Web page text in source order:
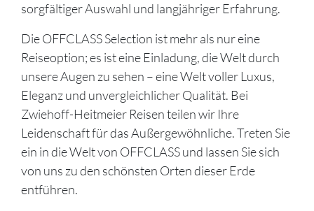
sorgfältiger Auswahl und langjähriger Erfahrung.
Die OFFCLASS Selection ist mehr als nur eine
Reiseoption; es ist eine Einladung, die Welt durch
unsere Augen zu sehen – eine Welt voller Luxus,
Eleganz und unvergleichlicher Qualität. Bei
Zwiehoff-Heitmeier Reisen teilen wir Ihre
Leidenschaft für das Außergewöhnliche. Treten Sie
ein in die Welt von OFFCLASS und lassen Sie sich
von uns zu den schönsten Orten dieser Erde
entführen.